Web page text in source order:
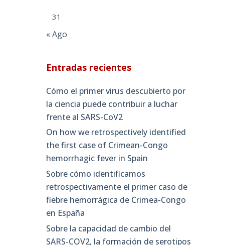
31
« Ago
Entradas recientes
Cómo el primer virus descubierto por
la ciencia puede contribuir a luchar
frente al SARS-CoV2
On how we retrospectively identified
the first case of Crimean-Congo
hemorrhagic fever in Spain
Sobre cómo identificamos
retrospectivamente el primer caso de
fiebre hemorrágica de Crimea-Congo
en España
Sobre la capacidad de cambio del
SARS-COV2, la formación de serotipos